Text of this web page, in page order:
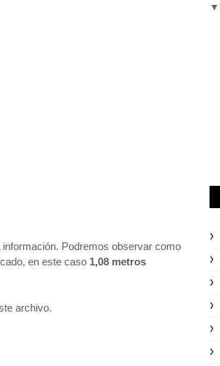
Podremos observar como
en este caso 1,08 metros
archivo.
▼